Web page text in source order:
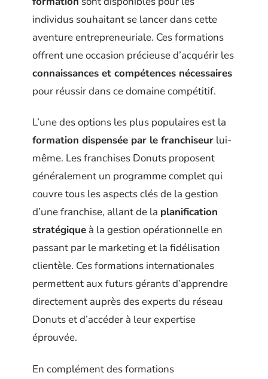
individus souhaitant se lancer dans cette
aventure entrepreneuriale. Ces formations
offrent une occasion précieuse d’acquérir les
connaissances et compétences nécessaires
pour réussir dans ce domaine compétitif.
L’une des options les plus populaires est la
formation dispensée par le franchiseur lui-
même. Les franchises Donuts proposent
généralement un programme complet qui
couvre tous les aspects clés de la gestion
d’une franchise, allant de la planification
stratégique à la gestion opérationnelle en
passant par le marketing et la fidélisation
clientèle. Ces formations internationales
permettent aux futurs gérants d’apprendre
directement auprès des experts du réseau
Donuts et d’accéder à leur expertise
éprouvée.
En complément des formations